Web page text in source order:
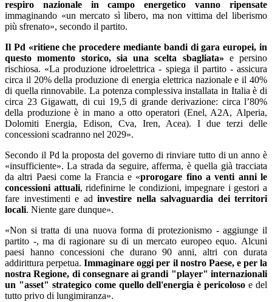
respiro nazionale in campo energetico vanno ripensate
immaginando «un mercato sì libero, ma non vittima del liberismo
più sfrenato», secondo il partito.
Il Pd «ritiene che procedere mediante bandi di gara europei, in
questo momento storico, sia una scelta sbagliata» e persino
rischiosa. «La produzione idroelettrica - spiega il partito - assicura
circa il 20% della produzione di energia elettrica nazionale e il 40%
di quella rinnovabile. La potenza complessiva installata in Italia è di
circa 23 Gigawatt, di cui 19,5 di grande derivazione: circa l’80%
della produzione è in mano a otto operatori (Enel, A2A, Alperia,
Dolomiti Energia, Edison, Cva, Iren, Acea). I due terzi delle
concessioni scadranno nel 2029».
Secondo il Pd la proposta del governo di rinviare tutto di un anno è
«insufficiente». La strada da seguire, afferma, è quella già tracciata
da altri Paesi come la Francia e «prorogare fino a venti anni le
concessioni attuali, ridefinirne le condizioni, impegnare i gestori a
fare investimenti e adinvestire nella salvaguardia dei territori
locali. Niente gare dunque».
«Non si tratta di una nuova forma di protezionismo - aggiunge il
partito -, ma di ragionare su di un mercato europeo equo. Alcuni
paesi hanno concessioni che durano 90 anni, altri con durata
addirittura perpetua.Immaginare oggi per il nostro Paese, e per la
nostra Regione, di consegnare ai grandi "player" internazionali
un "asset" strategico come quello dell'energia è pericoloso e del
tutto privo di lungimiranza».